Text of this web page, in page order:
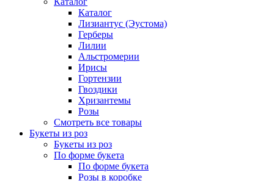
Каталог
Лизиантус (Эустома)
Герберы
Лилии
Альстромерии
Ирисы
Гортензии
Гвоздики
Хризантемы
Розы
Смотреть все товары
Букеты из роз
Букеты из роз
По форме букета
По форме букета
Розы в коробке